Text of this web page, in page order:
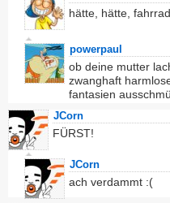
hätte, hätte,
powerpaul
ob deine mutter
zwanghaft
fantasien
JCorn
FÜRST!
JCorn
ach verdammt :(